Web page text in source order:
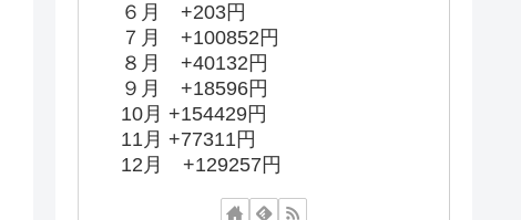
６月 +203円
７月 +100852円
８月 +40132円
９月 +18596円
10月 +154429円
11月 +77311円
12月 +129257円